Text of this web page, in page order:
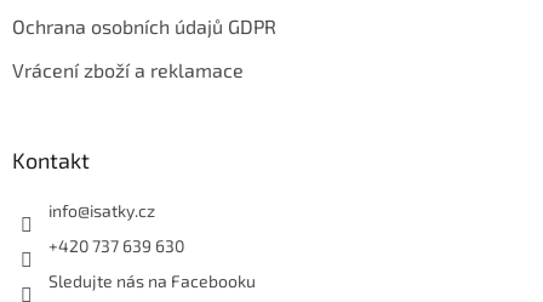
Ochrana osobních údajů GDPR
Vrácení zboží a reklamace
Kontakt
info@isatky.cz
+420 737 639 630
Sledujte nás na Facebooku